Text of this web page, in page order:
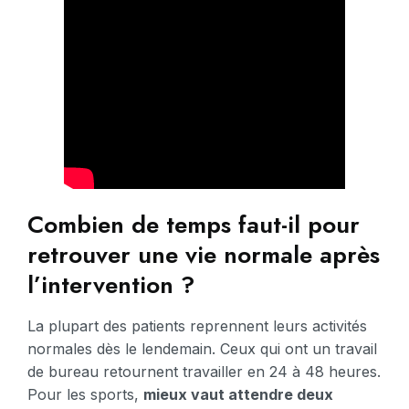
Combien de temps faut-il pour
retrouver une vie normale après
l’intervention ?
La plupart des patients reprennent leurs activités
normales dès le lendemain. Ceux qui ont un travail
de bureau retournent travailler en 24 à 48 heures.
Pour les sports, mieux vaut attendre deux